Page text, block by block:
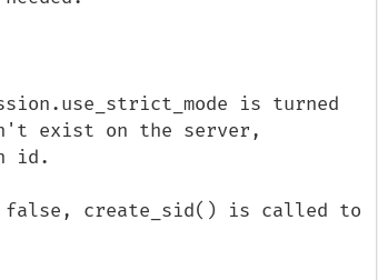
is turned
exist on the server,
id.
false, create_sid() is called to